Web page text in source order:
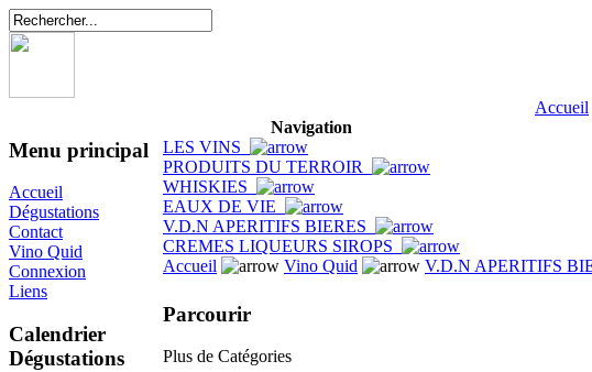
Accueil
Menu principal
Accueil
Dégustations
Contact
Vino Quid
Connexion
Liens
Calendrier
Dégustations
Navigation
LES VINS
PRODUITS DU TERROIR
WHISKIES
EAUX DE VIE
V.D.N APERITIFS BIERES
CREMES LIQUEURS SIROPS
Accueil
Vino Quid V.D.N APERITIFS
Parcourir
Plus de Catégories